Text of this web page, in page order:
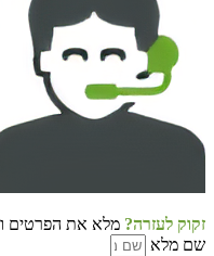
זקוק לעזרה? מלא את הפרטים
שם מלא